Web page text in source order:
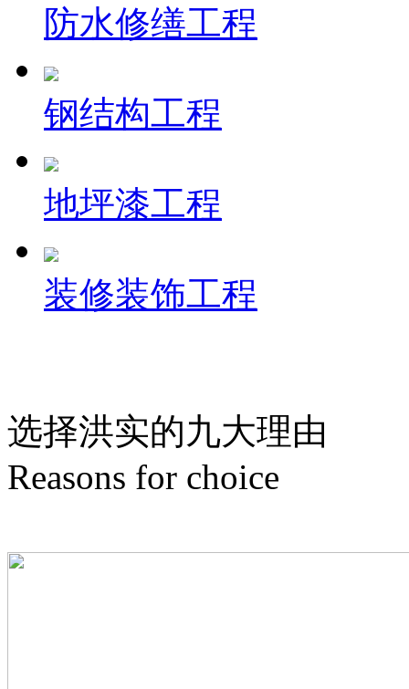
防水修缮工程
钢结构工程
地坪漆工程
装修装饰工程
选择洪实的九大理由
Reasons for choice